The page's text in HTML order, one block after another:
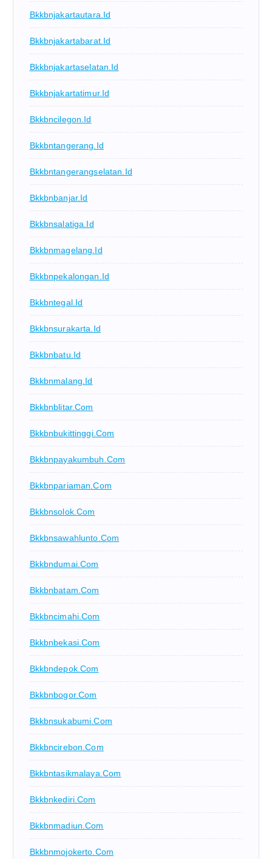
Bkkbnjakartautara.id
Bkkbnjakartabarat.id
Bkkbnjakartaselatan.id
Bkkbnjakartatimur.id
Bkkbncilegon.id
Bkkbntangerang.id
Bkkbntangerangselatan.id
Bkkbnbanjar.id
Bkkbnsalatiga.id
Bkkbnmagelang.id
Bkkbnpekalongan.id
Bkkbntegal.id
Bkkbnsurakarta.id
Bkkbnbatu.id
Bkkbnmalang.id
Bkkbnblitar.com
Bkkbnbukittinggi.com
Bkkbnpayakumbuh.com
Bkkbnpariaman.com
Bkkbnsolok.com
Bkkbnsawahlunto.com
Bkkbndumai.com
Bkkbnbatam.com
Bkkbncimahi.com
Bkkbnbekasi.com
Bkkbndepok.com
Bkkbnbogor.com
Bkkbnsukabumi.com
Bkkbncirebon.com
Bkkbntasikmalaya.com
Bkkbnkediri.com
Bkkbnmadiun.com
Bkkbnmojokerto.com